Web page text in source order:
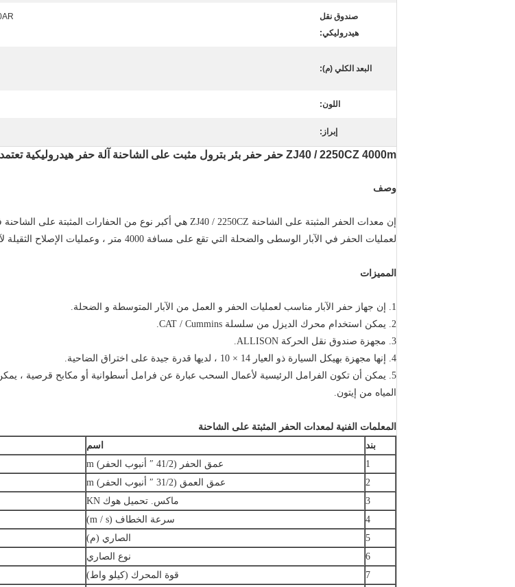
صندوق نقل
هيدروليكي:
البعد الكلي (م):
اللون:
إبراز:
ZJ40 / 2250CZ 4000m حفر حفر بئر بترول مثبت على الشاحنة آلة حفر هيدروليكية تعتمد تكنولوجيا ألمانيا
وصف
إن معدات الحفر المثبتة على الشاحنة ZJ40 / 2250CZ هي أكبر نوع من الحفارات المثبتة على الشاحنة في العالم حتى الآن ، والتي تم تطويرها من قبل شركتنا.
لعمليات الحفر في الآبار الوسطى والضحلة التي تقع على مسافة 4000 متر ، وعمليات الإصلاح الثقيلة لآبار النفط والغاز وعمليات حفر آبار المياه.
المميزات
1. إن جهاز حفر الآبار مناسب لعمليات الحفر و العمل من الآبار المتوسطة و الضحلة.
2. يمكن استخدام محرك الديزل من سلسلة CAT / Cummins.
3. مجهزة صندوق نقل الحركة ALLISON.
4. إنها مجهزة بهيكل السيارة ذو العيار 14 × 10 ، لديها قدرة جيدة على اختراق الضاحية.
5. يمكن أن تكون الفرامل الرئيسية لأعمال السحب عبارة عن فرامل أسطوانية أو مكابح قرصية ،
المياه من إيتون.
المعلمات الفنية لمعدات الحفر المثبتة على الشاحنة
بند
اسم
1
عمق الحفر (41/2 ″ أنبوب الحفر) m
2
عمق العمق (31/2 ″ أنبوب الحفر) m
3
ماكس. تحميل هوك KN
4
سرعة الخطاف (m / s)
5
الصاري (م)
6
نوع الصاري
7
قوة المحرك (كيلو واط)